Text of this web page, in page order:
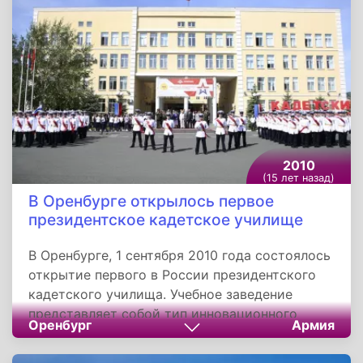
после чего произошло частичное обрушение
здания. Заложники начали выбегать из школы,
и силами ЦСН ФСБ был предпринят штурм. В
результате этого чудовищного теракта
погибло 334 человека, в том числе 186 детей.
2010
(15 лет назад)
В Оренбурге открылось первое
президентское кадетское училище
В Оренбурге, 1 сентября 2010 года состоялось
открытие первого в России президентского
кадетского училища. Учебное заведение
представляет собой тип инновационного
образовательного учреждения, целью
которого является подготовка всесторонне
Оренбург Армия